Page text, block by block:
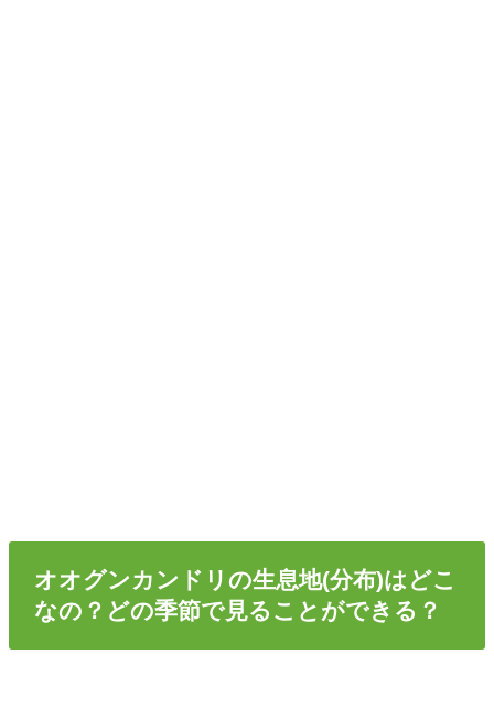
オオグンカンドリの生息地(分布)はどこ
なの？どの季節で見ることができる？